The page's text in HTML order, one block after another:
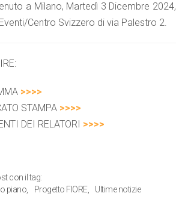
a Milano, Martedì 3 Dicembre 2024,
Centro Svizzero di via Palestro 2.
>>>>
STAMPA >>>>
DEI RELATORI >>>>
con il tag:
piano Progetto FIORE Ultime notizie